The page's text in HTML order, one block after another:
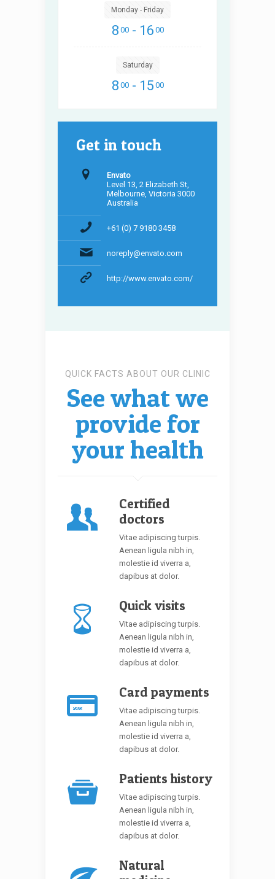
Monday - Friday
8 00- 16 00
Saturday
8 00- 15 00
Get in touch
Envato
Level 13, 2 Elizabeth St,
Melbourne, Victoria 3000
Australia
+61 (0) 7 9180 3458
noreply@envato.com
http://www.envato.com/
QUICK FACTS ABOUT OUR CLINIC
See what we
provide for
your health
Certified
doctors
Vitae adipiscing turpis.
Aenean ligula nibh in,
molestie id viverra a,
dapibus at dolor.
Quick visits
Vitae adipiscing turpis.
Aenean ligula nibh in,
molestie id viverra a,
dapibus at dolor.
Card payments
Vitae adipiscing turpis.
Aenean ligula nibh in,
molestie id viverra a,
dapibus at dolor.
Patients history
Vitae adipiscing turpis.
Aenean ligula nibh in,
molestie id viverra a,
dapibus at dolor.
Natural